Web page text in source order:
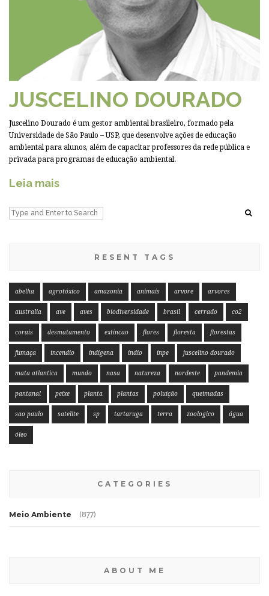
JUSCELINO DOURADO
Juscelino Dourado é um gestor ambiental brasileiro, formado pela
Universidade de São Paulo – USP, que desenvolve ações de educação
ambiental para alunos, além de capacitar professores da rede pública e
privada para programas de educação ambiental.
Leia mais
RESENT TAGS
abelha agrotóxico amazonia animais arvore arvores
australia ave aves biodiversidade brasil cerrado co2
corais desmatamento extincao flores floresta florestas
fumaça incendio indigena indio inpe juscelino dourado
mata atlantica mundo nasa natureza nordeste pandemia
pantanal peixe planta plantas poluição queimadas
sao paulo satelite sp tartaruga terra zoologico água
óleo
CATEGORIES
Meio Ambiente (877)
ABOUT ME